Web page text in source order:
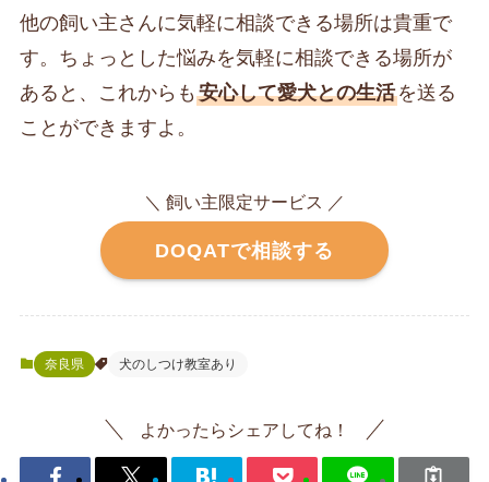
他の飼い主さんに気軽に相談できる場所は貴重で
す。ちょっとした悩みを気軽に相談できる場所が
あると、これからも 安心して愛犬との生活を送る
ことができますよ。
＼ 飼い主限定サービス ／
DOQATで相談する
奈良県 犬のしつけ教室あり
よかったらシェアしてね！